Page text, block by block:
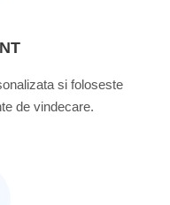
si foloseste
de vindecare.